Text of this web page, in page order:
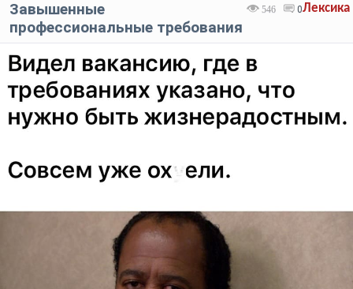
Лексика
546 0
Завышенные
профессиональные требования